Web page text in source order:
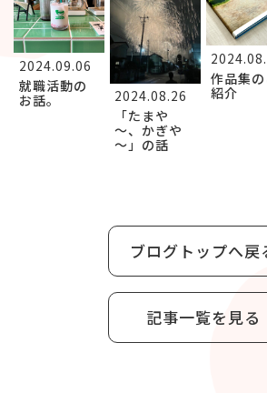
2024.09.06
就職活動の
お話。
2024.08.26
「たまや
～、かぎや
～」の話
作品集
紹介
ブログトップへ戻
記事一覧を見る